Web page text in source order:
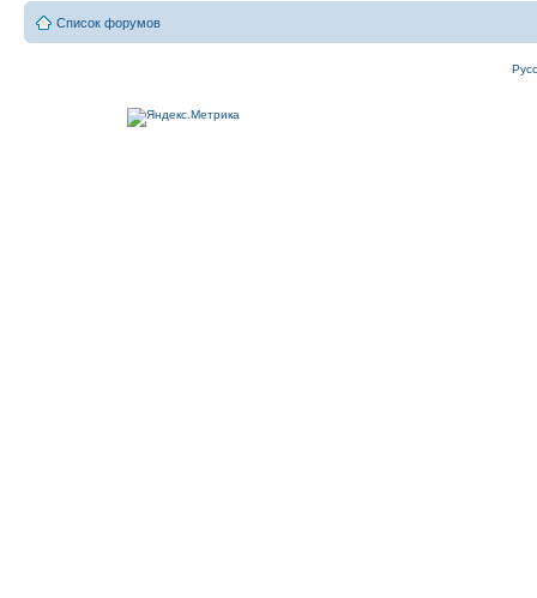
Список форумов